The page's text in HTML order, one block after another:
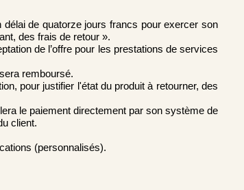
de quatorze jours francs pour exercer son
des frais de retour ».
de l’offre pour les prestations de services
remboursé.
pour justifier l'état du produit à retourner, des
le paiement directement par son système de
client.
(personnalisés).